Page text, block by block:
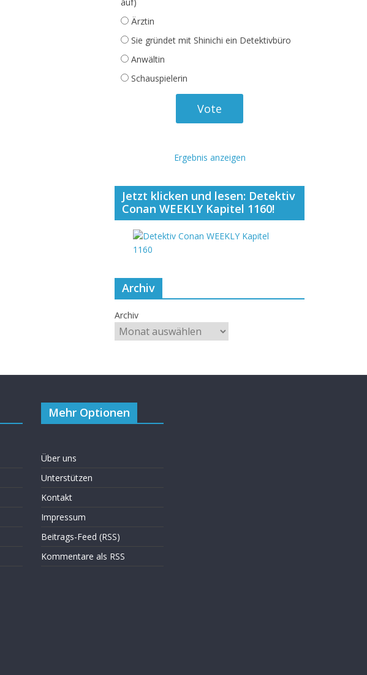
Ärztin
Sie gründet mit Shinichi ein Detektivbüro
Anwältin
Schauspielerin
Ergebnis anzeigen
Jetzt klicken und lesen: Detektiv
Conan WEEKLY Kapitel 1160!
Archiv
Archiv
Mehr Optionen
Über uns
Unterstützen
Kontakt
Impressum
Beitrags-Feed (RSS)
Kommentare als RSS